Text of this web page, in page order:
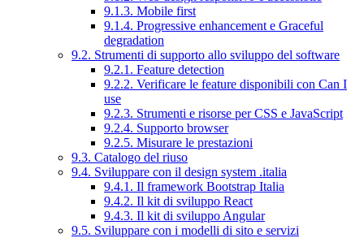
9.1.3. Mobile first
9.1.4. Progressive enhancement e Graceful
degradation
9.2. Strumenti di supporto allo sviluppo del software
9.2.1. Feature detection
9.2.2. Verificare le feature disponibili con Can I
use
9.2.3. Strumenti e risorse per CSS e JavaScript
9.2.4. Supporto browser
9.2.5. Misurare le prestazioni
9.3. Catalogo del riuso
9.4. Sviluppare con il design system .italia
9.4.1. Il framework Bootstrap Italia
9.4.2. Il kit di sviluppo React
9.4.3. Il kit di sviluppo Angular
9.5. Sviluppare con i modelli di sito e servizi